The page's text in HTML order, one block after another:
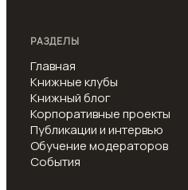
РАЗДЕЛЫ
Главная
Книжные клубы
Книжный блог
Корпоративные проекты
Публикации и интервью
Обучение модераторов
События